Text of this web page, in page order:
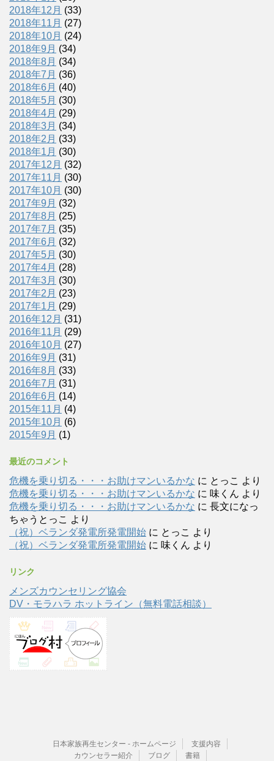
2018年12月 (33)
2018年11月 (27)
2018年10月 (24)
2018年9月 (34)
2018年8月 (34)
2018年7月 (36)
2018年6月 (40)
2018年5月 (30)
2018年4月 (29)
2018年3月 (34)
2018年2月 (33)
2018年1月 (30)
2017年12月 (32)
2017年11月 (30)
2017年10月 (30)
2017年9月 (32)
2017年8月 (25)
2017年7月 (35)
2017年6月 (32)
2017年5月 (30)
2017年4月 (28)
2017年3月 (30)
2017年2月 (23)
2017年1月 (29)
2016年12月 (31)
2016年11月 (29)
2016年10月 (27)
2016年9月 (31)
2016年8月 (33)
2016年7月 (31)
2016年6月 (14)
2015年11月 (4)
2015年10月 (6)
2015年9月 (1)
最近のコメント
危機を乗り切る・・・お助けマンいるかな に とっこ より
危機を乗り切る・・・お助けマンいるかな に 味くん より
危機を乗り切る・・・お助けマンいるかな に 長文になっ
ちゃうとっこ より
（祝）ベランダ発電所発電開始 に とっこ より
（祝）ベランダ発電所発電開始 に 味くん より
リンク
メンズカウンセリング協会
DV・モラハラ ホットライン（無料電話相談）
日本家族再生センター - ホームページ
支援内容
カウンセラー紹介
ブログ 書籍